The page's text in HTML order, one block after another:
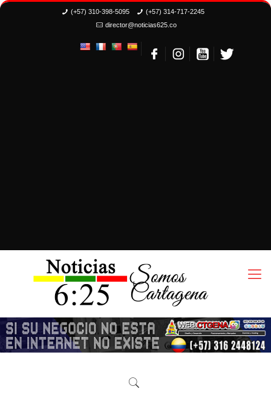
(+57) 310-398-5095
(+57) 314-717-2245
director@noticias625.co